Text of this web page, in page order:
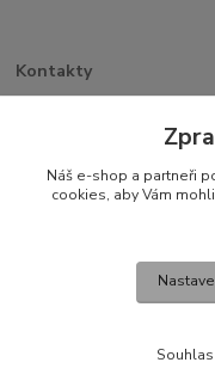
Kontakty
+420 773 263 369
detiakostky@seznam.cz
2016 © Detiakostky.cz -
Náš e-shop a partneři
cookies, aby Vám